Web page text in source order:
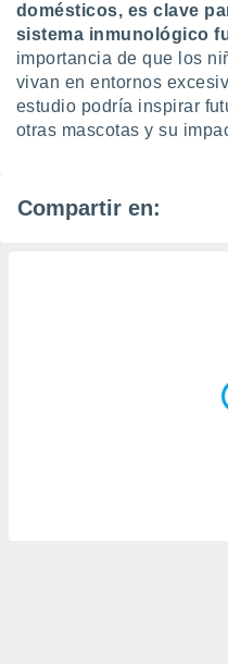
domésticos, es clave
sistema inmunológico
importancia de que los
vivan en entornos
estudio podría inspirar
otras mascotas y su
Compartir en: